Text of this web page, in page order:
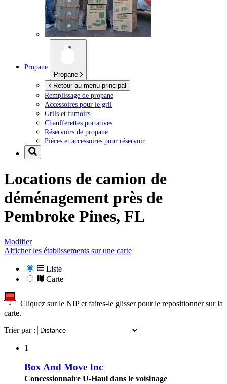
Propane
Propane
Retour au menu principal
Remplissage de propane
Accessoires pour le gril
Grils et fumoirs
Chaufferettes portatives
Réservoirs de propane
Pièces et accessoires pour réservoir
Locations de camion de
déménagement près de
Pembroke Pines, FL
Modifier
Afficher les établissements sur une carte
Liste
Carte
Cliquez sur le NIP et faites-le glisser pour le repositionner sur la
carte.
Trier par :
1
Box And Move Inc
Concessionnaire U-Haul dans le voisinage